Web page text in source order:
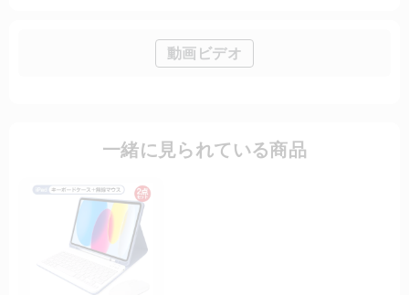
動画ビデオ
一緒に見られている商品